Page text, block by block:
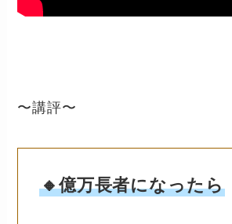
〜講評〜
🔸億万長者になったら